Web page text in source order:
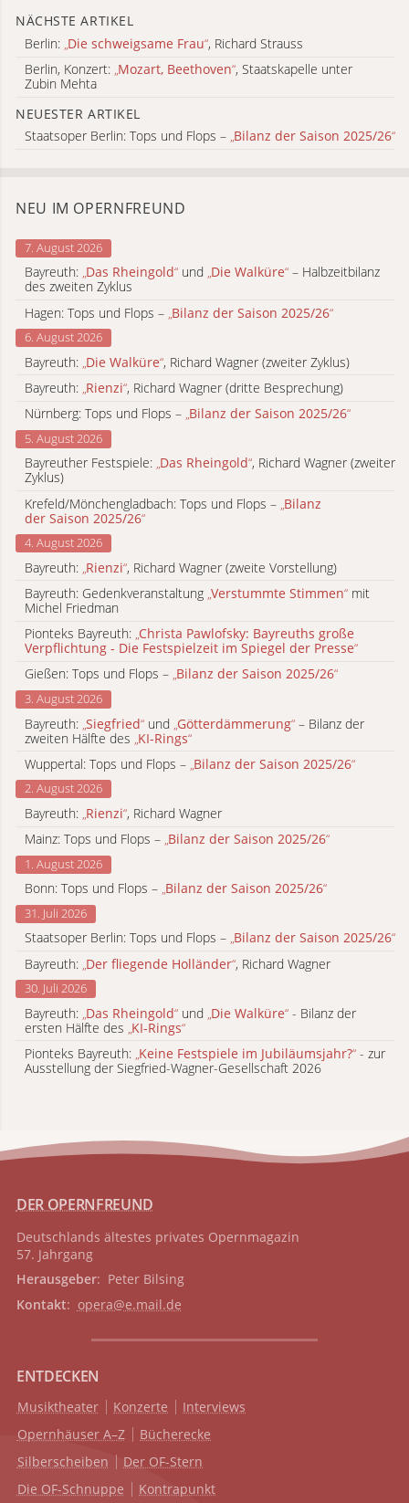
NÄCHSTE ARTIKEL
Berlin: „Die schweigsame Frau“, Richard Strauss
Berlin, Konzert: „Mozart, Beethoven“, Staatskapelle unter
Zubin Mehta
NEUESTER ARTIKEL
Staatsoper Berlin: Tops und Flops – „Bilanz der Saison 2025/26“
NEU IM OPERNFREUND
7. August 2026
Bayreuth: „Das Rheingold“ und „Die Walküre“ – Halbzeitbilanz
des zweiten Zyklus
Hagen: Tops und Flops – Bilanz der Saison 2025/26“
6. August 2026
Bayreuth: „Die Walküre“, Richard Wagner (zweiter Zyklus)
Bayreuth: „Rienzi“, Richard Wagner (dritte Besprechung)
Nürnberg: Tops und Flops – „Bilanz der Saison 2025/26“
5. August 2026
Bayreuther Festspiele: „Das Rheingold“, Richard Wagner (zweiter
Zyklus)
Krefeld/Mönchengladbach: Tops und Flops – Bilanz
der Saison 2025/26“
4. August 2026
Bayreuth: Rienzi“, Richard Wagner (zweite Vorstellung)
Bayreuth: Gedenkveranstaltung „Verstummte Stimmen“ mit
Michel Friedman
Pionteks Bayreuth: „Christa Pawlofsky: Bayreuths große
Verpflichtung - Die Festspielzeit im Spiegel der Presse“
Gießen: Tops und Flops – „Bilanz der Saison 2025/26“
3. August 2026
Bayreuth: „Siegfried“ und Götterdämmerung“ – Bilanz der
zweiten Hälfte des KI-Rings“
Wuppertal: Tops und Flops – Bilanz der Saison 2025/26“
2. August 2026
Bayreuth: „Rienzi“, Richard Wagner
Mainz: Tops und Flops – „Bilanz der Saison 2025/26“
1. August 2026
Bonn: Tops und Flops – „Bilanz der Saison 2025/26“
31. Juli 2026
Staatsoper Berlin: Tops und Flops – „Bilanz der Saison 2025/26“
Bayreuth: Der fliegende Holländer“, Richard Wagner
30. Juli 2026
Bayreuth: „Das Rheingold“ und „Die Walküre“ - Bilanz der
ersten Hälfte des „KI-Rings“
Pionteks Bayreuth: „Keine Festspiele im Jubiläumsjahr?“ - zur
Ausstellung der Siegfried-Wagner-Gesellschaft 2026
DER OPERNFREUND
Deutschlands ältestes privates Opernmagazin
57. Jahrgang
Herausgeber: Peter Bilsing
Kontakt: opera@e.mail.de
ENTDECKEN
Musiktheater Konzerte
Interviews
Opernhäuser A–Z
Bücherecke
Silberscheiben
Der OF-Stern
Die OF-Schnuppe
Kontrapunkt